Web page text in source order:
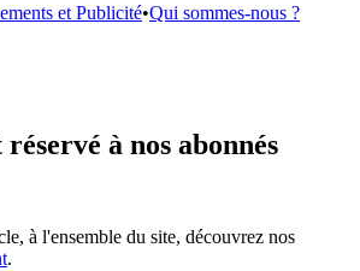
et Publicité•Qui sommes-nous ?
à nos abonnés
à l'ensemble du site, découvrez nos
.